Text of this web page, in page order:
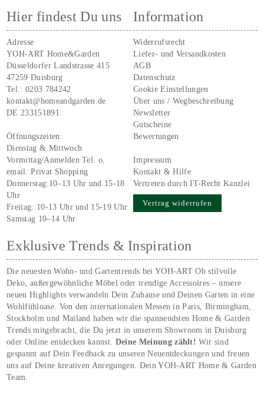
Hier findest Du uns
Adresse
YOH-ART Home&Garden
Düsseldorfer Landstrasse 415
47259 Duisburg
Tel.:0203 784242
kontakt@homeandgarden.de
DE 233151891
Öffnungszeiten:
Dienstag & Mittwoch
Vormittag/Anmelden Tel. o.
email:Privat Shopping
Donnerstag:10–13 Uhr und 15-18
Uhr
Freitag: 10-13 Uhr und 15-19 Uhr
Samstag 10–14 Uhr
Information
Widerrufsrecht
Liefer- und Versandkosten
AGB
Datenschutz
Cookie Einstellungen
Über uns / Wegbeschreibung
Newsletter
Gutscheine
Bewertungen
Impressum
Kontakt & Hilfe
Vertreten durch IT-Recht Kanzlei
Vertrag widerrufen
Exklusive Trends & Inspiration
Die neuesten Wohn- und Gartentrends bei YOH‑ART Ob stilvolle
Deko, außergewöhnliche Möbel oder trendige Accessoires – unsere
neuen Highlights verwandeln Dein Zuhause und Deinen Garten in eine
Wohlfühloase. Von den internationalen Messen in Paris, Birmingham,
Stockholm und Mailand haben wir die spannendsten Home & Garden
Trends mitgebracht, die Du jetzt in unserem Showroom in Duisburg
oder Online entdecken kannst. Deine Meinung zählt!Wir sind
gespannt auf Dein Feedback zu unseren Neuentdeckungen und freuen
uns auf Deine kreativen Anregungen. Dein YOH‑ART Home & Garden
Team.